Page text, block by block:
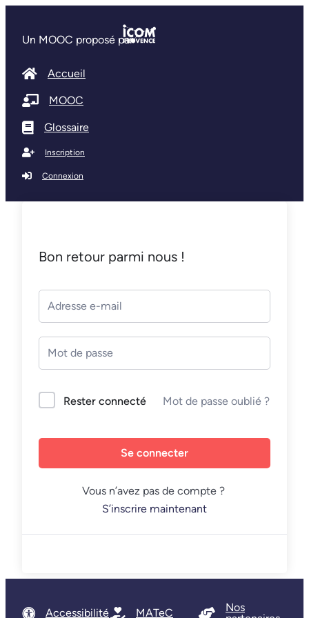
Un MOOC proposé par
Accueil
MOOC
Glossaire
Inscription
Connexion
Bon retour parmi nous !
Rester connecté Mot de passe oublié ?
Se connecter
Vous n’avez pas de compte ?
S’inscrire maintenant
Accessibilité MATeC
Nos